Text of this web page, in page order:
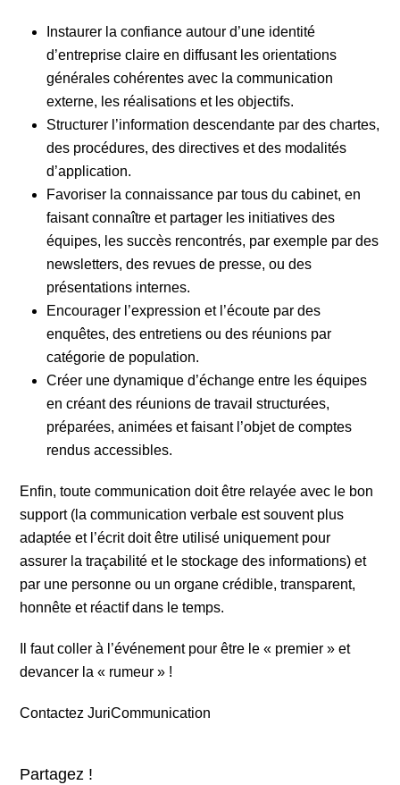
Instaurer la confiance autour d’une identité
d’entreprise claire en diffusant les orientations
générales cohérentes avec la communication
externe, les réalisations et les objectifs.
Structurer l’information descendante par des chartes,
des procédures, des directives et des modalités
d’application.
Favoriser la connaissance par tous du cabinet, en
faisant connaître et partager les initiatives des
équipes, les succès rencontrés, par exemple par des
newsletters, des revues de presse, ou des
présentations internes.
Encourager l’expression et l’écoute par des
enquêtes, des entretiens ou des réunions par
catégorie de population.
Créer une dynamique d’échange entre les équipes
en créant des réunions de travail structurées,
préparées, animées et faisant l’objet de comptes
rendus accessibles.
Enfin, toute communication doit être relayée avec le bon
support (la communication verbale est souvent plus
adaptée et l’écrit doit être utilisé uniquement pour
assurer la traçabilité et le stockage des informations) et
par une personne ou un organe crédible, transparent,
honnête et réactif dans le temps.
Il faut coller à l’événement pour être le « premier » et
devancer la « rumeur » !
Contactez JuriCommunication
Partagez !